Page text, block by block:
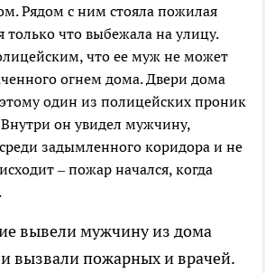
Рядом с ним стояла пожилая
что выбежала на улицу.
что ее муж не может
огнем дома. Двери дома
один из полицейских проник
он увидел мужчину,
задымленного коридора и не
– пожар начался, когда
вывели мужчину из дома
вызвали пожарных и врачей.